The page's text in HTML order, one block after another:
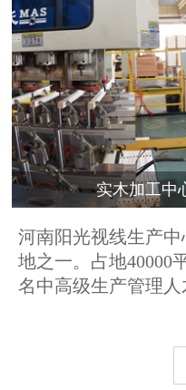
实木加工中
河南阳光视线生产
地之一。占地40000
名中高级生产管理